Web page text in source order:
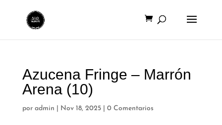
Azucena Fringe – Marrón
Arena (10)
por admin Nov 18, 2025| 0 Comentarios